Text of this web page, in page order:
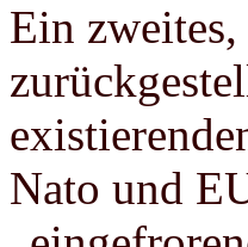
Ein
Nato und